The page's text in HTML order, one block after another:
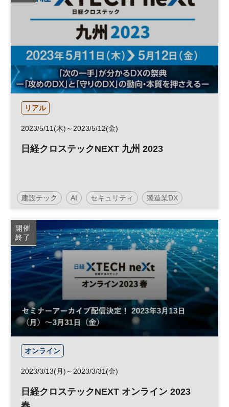
リアル
2023/5/11(木)～2023/5/12(金)
日経クロステックNEXT 九州 2023
建設テック AI セキュリティ 製造業DX
人工知能 働き方改革 クラウド
DX
開催
終了
オンライン
2023/3/13(月)～2023/3/31(金)
日経クロステックNEXT オンライン 2023